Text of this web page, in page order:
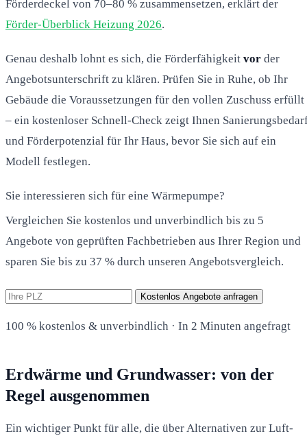
Förderdeckel von 70–80 % zusammensetzen, erklärt der
Förder-Überblick Heizung 2026.
Genau deshalb lohnt es sich, die Förderfähigkeit vor der
Angebotsunterschrift zu klären. Prüfen Sie in Ruhe, ob Ihr
Gebäude die Voraussetzungen für den vollen Zuschuss erfüllt
– ein kostenloser Schnell-Check zeigt Ihnen
und Förderpotenzial für Ihr Haus, bevor Sie sich auf ein
Modell festlegen.
Sie interessieren sich für eine Wärmepumpe?
Vergleichen Sie kostenlos und unverbindlich bis zu 5
Angebote von geprüften Fachbetrieben aus Ihrer Region und
sparen Sie bis zu 37 % durch unseren Angebotsvergleich.
Kostenlos Angebote anfragen
100 % kostenlos & unverbindlich · In 2 Minuten angefragt
Erdwärme und Grundwasser: von der
Regel ausgenommen
Ein wichtiger Punkt für alle, die über Alternativen zur Luft-